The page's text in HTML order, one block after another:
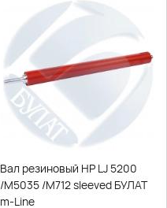
Вал резиновый HP LJ 5200
/M5035 /M712 sleeved БУЛАТ
m-Line